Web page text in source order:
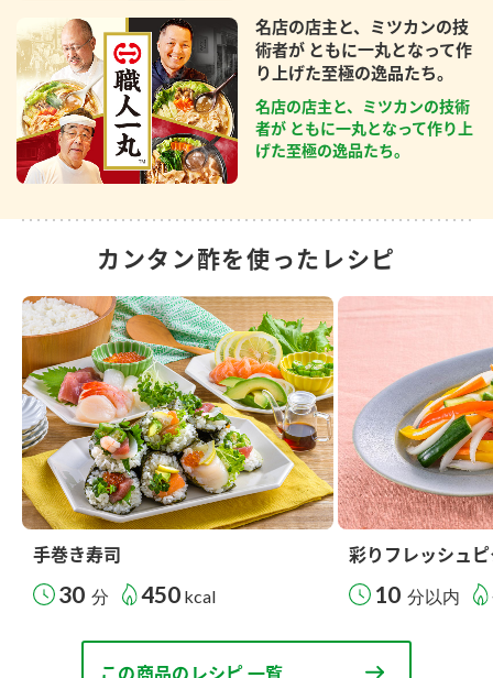
名店の店主と、ミツカンの技
術者が ともに一丸となって作
り上げた至極の逸品たち。
名店の店主と、ミツカンの技術
者が ともに一丸となって作り上
げた至極の逸品たち。
カンタン酢を使ったレシピ
手巻き寿司
30 分 450 kcal
彩りフレッシュ
10 分以内
この商品のレシピ 一覧